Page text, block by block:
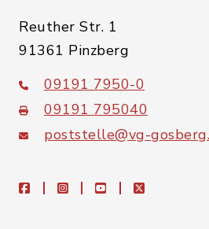
Reuther Str. 1
91361 Pinzberg
09191 7950-0
09191 795040
poststelle@vg-
facebookinstagramyoutubeX